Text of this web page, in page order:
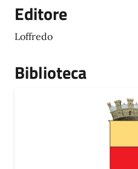
Editore
Loffredo
Biblioteca